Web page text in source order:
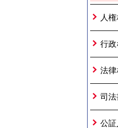
人
行政
法律
司法
公証